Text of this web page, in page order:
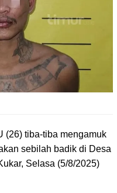
(26) tiba-tiba mengamuk
sebilah badik di Desa
Selasa (5/8/2025)